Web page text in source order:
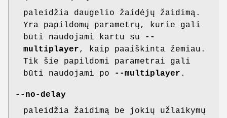
paleidžia daugelio žaidėjų žaidimą.
Yra papildomų parametrų, kurie gali
būti naudojami kartu su
--
multiplayer, kaip paaiškinta žemiau.
Tik šie papildomi parametrai gali
būti naudojami po
--multiplayer .
--no-delay
paleidžia žaidimą be jokių užlaikymų